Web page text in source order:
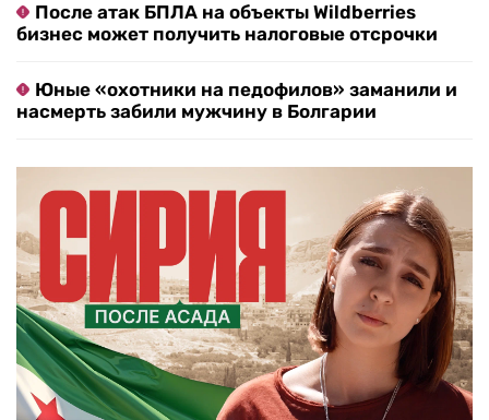
После атак БПЛА на объекты Wildberries
бизнес может получить налоговые отсрочки
Юные «охотники на педофилов» заманили и
насмерть забили мужчину в Болгарии